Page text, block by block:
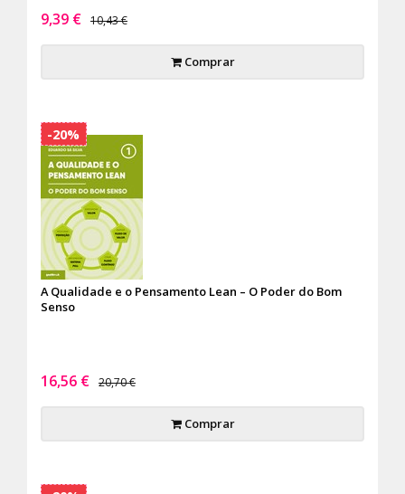
9,39 € 10,43 €
Comprar
A Qualidade e o Pensamento Lean – O Poder do Bom
Senso
16,56 € 20,70 €
Comprar
-20%